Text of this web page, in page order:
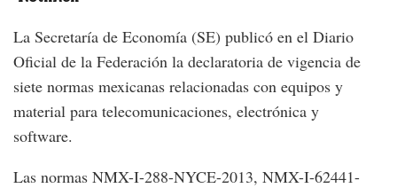
La Secretaría de Economía (SE) publicó en el Diario
Oficial de la Federación la declaratoria de vigencia de
siete normas mexicanas relacionadas con equipos y
material para telecomunicaciones, electrónica y
software.
Las normas NMX-I-288-NYCE-2013, NMX-I-62441-